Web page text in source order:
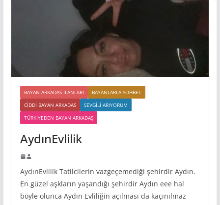
BAYAN ARKADAS ILANLARI
BAYANLARLA SOHBET
CIDDI BAYAN ARKADAS
SEVGILI ARIYORUM
TÜRKIYEDEN BAYAN ARKADAŞ
AydınEvlilik
AydınEvlilik Tatilcilerin vazgeçemediği şehirdir Aydın.
En güzel aşkların yaşandığı şehirdir Aydın eee hal
böyle olunca Aydın Evliliğin açılması da kaçınılmaz